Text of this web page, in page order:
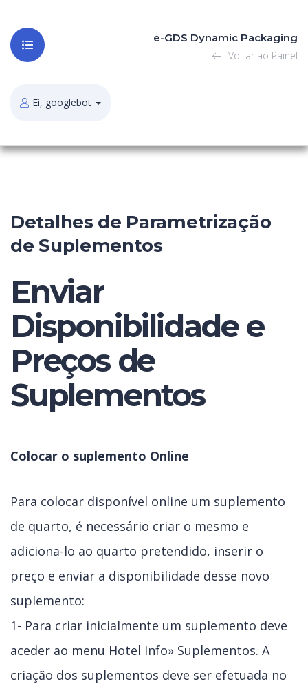
e-GDS Dynamic Packaging
Voltar ao Painel
Ei, googlebot
Detalhes de Parametrização
de Suplementos
Enviar
Disponibilidade e
Preços de
Suplementos
Colocar o suplemento Online
Para colocar disponível online um suplemento
de quarto, é necessário criar o mesmo e
adiciona-lo ao quarto pretendido, inserir o
preço e enviar a disponibilidade desse novo
suplemento:
1- Para criar inicialmente um suplemento deve
aceder ao menu Hotel Info» Suplementos. A
criação dos suplementos deve ser efetuada no